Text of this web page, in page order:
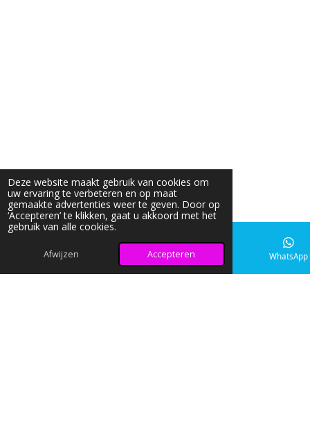
Deze website maakt gebruik van cookies om
uw ervaring te verbeteren en op maat
gemaakte advertenties weer te geven. Door op
‘Accepteren’ te klikken, gaat u akkoord met het
gebruik van alle cookies.
Afwijzen Accepteren
E-mailadres Instagram WhatsApp